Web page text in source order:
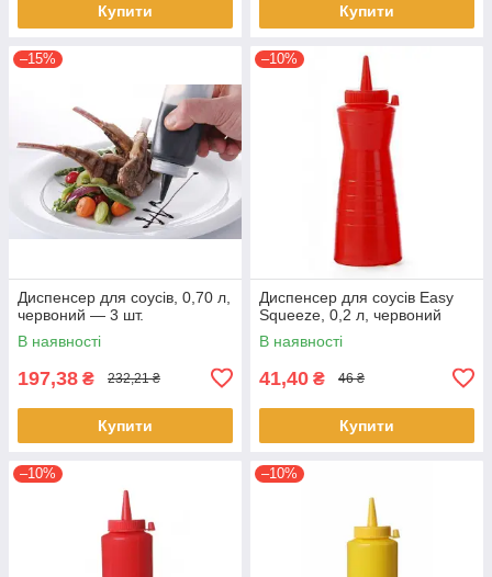
Купити Купити
–15%
Диспенсер для соусів, 0,70 л,
червоний — 3 шт.
В наявності
197,38 ₴ 232,21 ₴
Купити
–10%
Диспенсер для соусів Easy
Squeeze, 0,2 л, червоний
В наявності
41,40 ₴ 46 ₴
Купити
–10% –10%